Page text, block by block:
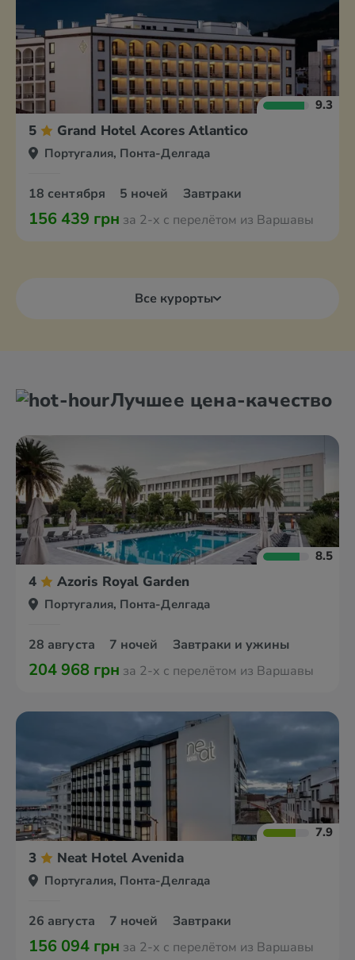
9.3
5 Grand Hotel Acores Atlantico
Португалия, Понта-Делгада
18 сентября 5 ночей Завтраки
156 439 грн за 2-х с перелётом из Варшавы
Все курорты
Лучшее цена-качество
8.5
4 Azoris Royal Garden
Португалия, Понта-Делгада
28 августа 7 ночей Завтраки и ужины
204 968 грн за 2-х с перелётом из Варшавы
7.9
3 Neat Hotel Avenida
Португалия, Понта-Делгада
26 августа 7 ночей Завтраки
156 094 грн за 2-х с перелётом из Варшавы